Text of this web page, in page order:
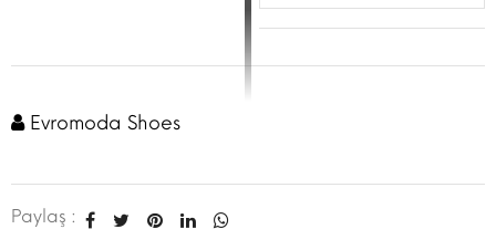
Evromoda Shoes
Paylaş :